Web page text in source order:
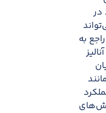
در
به